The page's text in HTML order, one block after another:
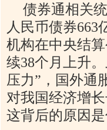
债券通相关
人民币债券663
机构在中央结
续38个月上升
压力” ，国外通
对我国经济增
这背后的原因